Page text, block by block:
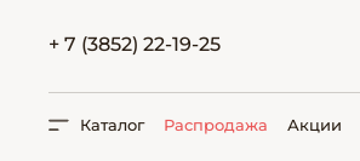
+ 7 (3852) 22-19-25
Каталог Распродажа Акции